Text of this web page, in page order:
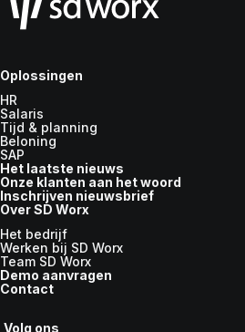
Oplossingen
HR
Salaris
Tijd & planning
Beloning
SAP
Het laatste nieuws
Onze klanten aan het woord
Inschrijven nieuwsbrief
Over SD Worx
Het bedrijf
Werken bij SD Worx
Team SD Worx
Demo aanvragen
Contact
Volg ons